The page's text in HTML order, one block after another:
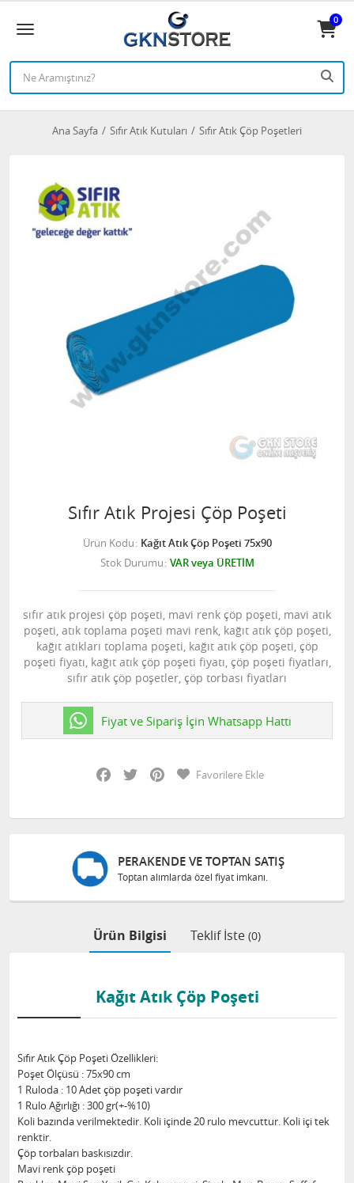
0
Ana Sayfa Sıfır Atık Kutuları Sıfır Atık Çöp Poşetleri
Sıfır Atık Projesi Çöp Poşeti
Ürün Kodu Kağıt Atık Çöp Poşeti 75x90
Stok Durumu VAR veya ÜRETİM
sıfır atık projesi çöp poşeti, mavi renk çöp poşeti, mavi atık
poşeti, atık toplama poşeti mavi renk, kağıt atık çöp poşeti,
kağıt atıkları toplama poşeti, kağıt atık çöp poşeti, çöp
poşeti fiyatı, kağıt atık çöp poşeti fiyatı, çöp poşeti fiyatları,
sıfır atık çöp poşetler, çöp torbası fiyatları
Fiyat ve Sipariş İçin Whatsapp Hattı
Facebook
Twitter PinterestFavorilere Ekle
PERAKENDE VE TOPTAN SATIŞ
Toptan alımlarda özel fiyat imkanı.
Ürün Bilgisi Teklif İste (0)
Kağıt Atık Çöp Poşeti
Sıfır Atık Çöp Poşeti Özellikleri:
Poşet Ölçüsü : 75x90 cm
1 Ruloda : 10 Adet çöp poşeti vardır
1 Rulo Ağırlığı : 300 gr(+-%10)
Koli bazında verilmektedir. Koli içinde 20 rulo mevcuttur. Koli içi tek
renktir.
Çöp torbaları baskısızdır.
Mavi renk çöp poşeti